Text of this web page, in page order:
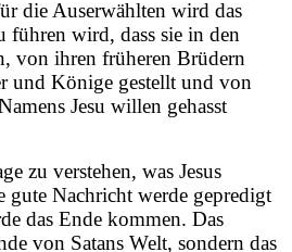
die Auserwählten wird das
führen wird, dass sie in den
von ihren früheren Brüdern
und Könige gestellt und von
Jesu willen gehasst
zu verstehen, was Jesus
gute Nachricht werde gepredigt
das Ende kommen. Das
von Satans Welt, sondern das